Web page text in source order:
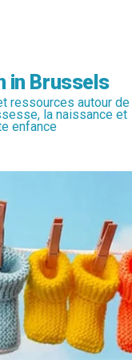
in Brussels
ressources autour de
la naissance et
enfance